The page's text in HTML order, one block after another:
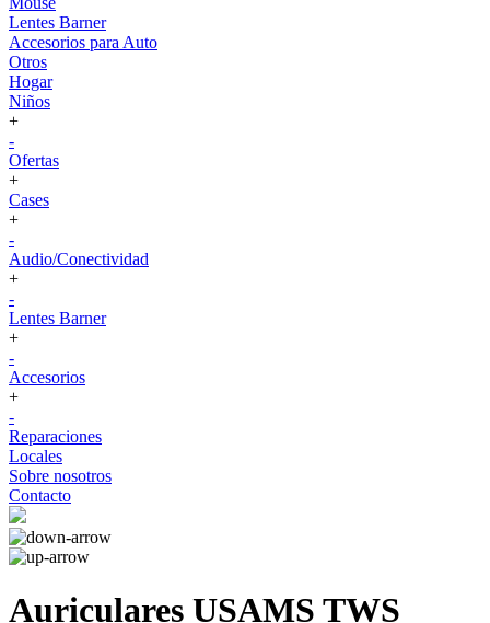
Lentes Barner
Accesorios para Auto
Otros
Hogar
Niños
+
-
Ofertas
+
Cases
+
-
Audio/Conectividad
+
-
Lentes Barner
+
-
Accesorios
+
-
Reparaciones
Locales
Sobre nosotros
Contacto
Auriculares USAMS TWS